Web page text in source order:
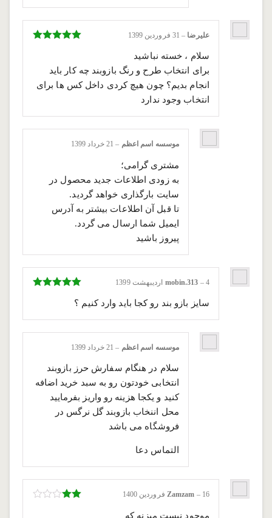
علیرضا – 31 فروردین 1399
سلام ، خسته نباشید
برای انتخاب طرح و رنگ بازوبند چه کار باید
انجام بدیم؟ چون هیچ کردی داخل کس ها برای
انتخاب وجود ندارد
موسسه اسم اعظم – 21 خرداد 1399
مشتری گرامی؛
به زودی اطلاعات جدید محصول در
سایت بارگذاری خواهد گردید.
تا قبل آن اطلاعات بیشتر به آدرس
ایمیل شما ارسال می گردد.
پیروز باشید
mobin.313 – 4 اردیبهشت 1399
سایز بازو بند رو کجا باید وارد کنیم ؟
موسسه اسم اعظم – 21 خرداد 1399
سلام در هنگام سفارش حرز بازوبند
انتخابی خودتون رو به سبد خرید اضافه
کنید و یکجا هزینه رو واریز بفرمایید
محل اننخاب بازوبند گل نرگس در
فروشگاه می باشد
التماس دعا
Zamzam – 16 فروردین 1400
موجود نیست میزنه که